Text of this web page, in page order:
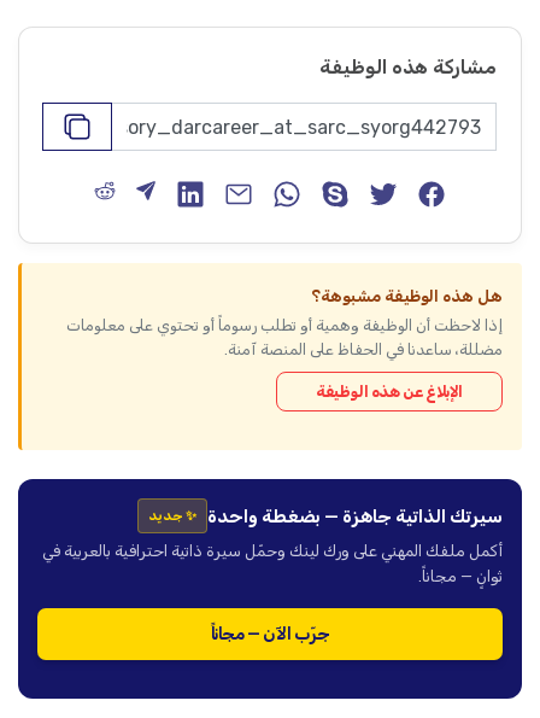
مشاركة هذه الوظيفة
هل هذه الوظيفة مشبوهة؟
إذا لاحظت أن الوظيفة وهمية أو تطلب رسوماً أو تحتوي على معلومات
مضللة، ساعدنا في الحفاظ على المنصة آمنة.
الإبلاغ عن هذه الوظيفة
سيرتك الذاتية جاهزة — بضغطة واحدة ✨ جديد
أكمل ملفك المهني على ورك لينك وحمّل سيرة ذاتية احترافية بالعربية في
ثوانٍ — مجاناً.
جرّب الآن — مجاناً